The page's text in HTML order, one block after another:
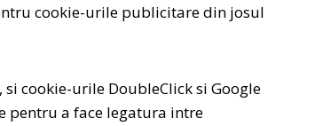
cookie-urile publicitare din josul
cookie-urile DoubleClick si Google
pentru a face legatura intre